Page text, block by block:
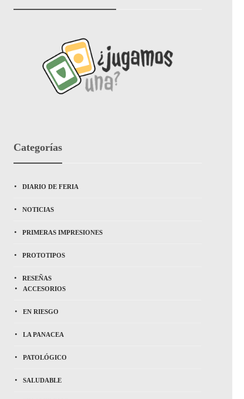
Categorías
DIARIO DE FERIA
NOTICIAS
PRIMERAS IMPRESIONES
PROTOTIPOS
RESEÑAS
ACCESORIOS
EN RIESGO
LA PANACEA
PATOLÓGICO
SALUDABLE